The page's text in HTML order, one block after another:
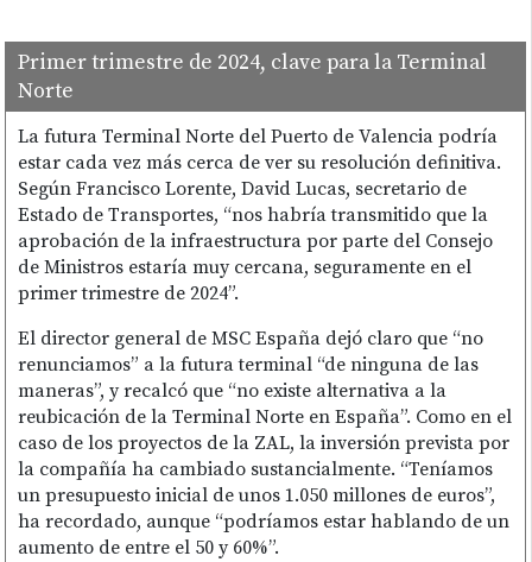
Primer trimestre de 2024, clave para la Terminal
Norte
La futura Terminal Norte del Puerto de Valencia podría
estar cada vez más cerca de ver su resolución definitiva.
Según Francisco Lorente, David Lucas, secretario de
Estado de Transportes, “nos habría transmitido que la
aprobación de la infraestructura por parte del Consejo
de Ministros estaría muy cercana, seguramente en el
primer trimestre de 2024”.
El director general de MSC España dejó claro que “no
renunciamos” a la futura terminal “de ninguna de las
maneras”, y recalcó que “no existe alternativa a la
reubicación de la Terminal Norte en España”. Como en el
caso de los proyectos de la ZAL, la inversión prevista por
la compañía ha cambiado sustancialmente. “Teníamos
un presupuesto inicial de unos 1.050 millones de euros”,
ha recordado, aunque “podríamos estar hablando de un
aumento de entre el 50 y 60%”.